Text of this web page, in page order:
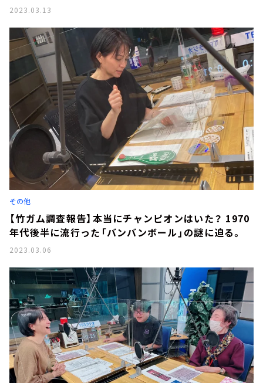
2023.03.13
その他
【竹ガム調査報告】本当にチャンピオンはいた？ 1970
年代後半に流行った「バンバンボール」の謎に迫る。
2023.03.06